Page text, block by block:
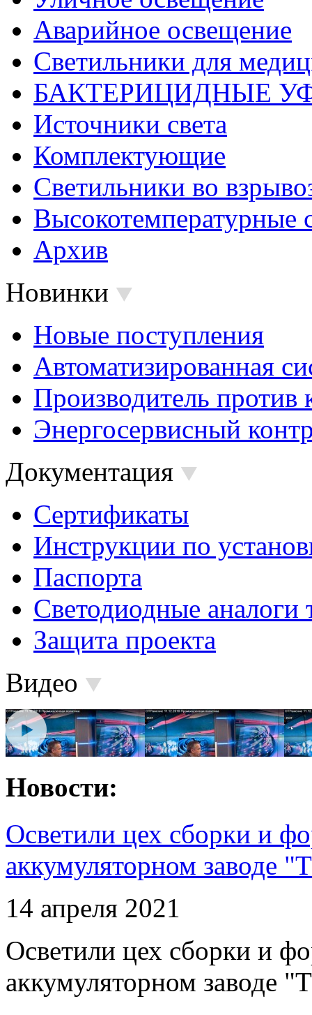
Аварийное освещение
Светильники для
БАКТЕРИЦИДНЫЕ
Источники света
Комплектующие
Светильники во
Высокотемпературные
Архив
Новинки
Новые поступления
Автоматизированная
Производитель против
Энергосервисный
Документация
Сертификаты
Инструкции по
Паспорта
Светодиодные аналоги
Защита проекта
Видео
Новости:
Осветили цех сборки и
аккумуляторном заводе
14 апреля 2021
Осветили цех сборки и
аккумуляторном заводе